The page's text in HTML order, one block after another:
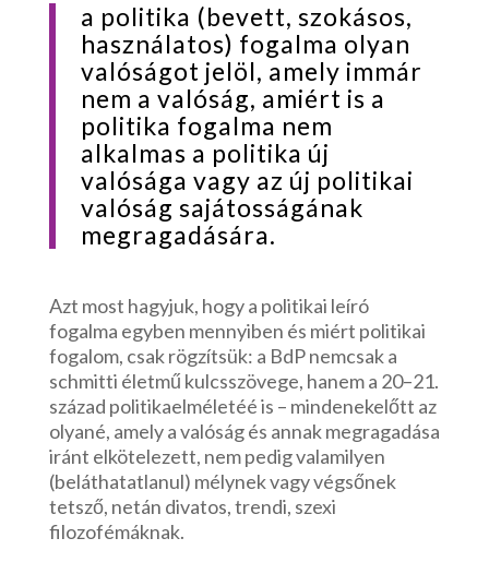
a politika (bevett, szokásos,
használatos) fogalma olyan
valóságot jelöl, amely immár
nem a valóság, amiért is a
politika fogalma nem
alkalmas a politika új
valósága vagy az új politikai
valóság sajátosságának
megragadására.
Azt most hagyjuk, hogy a politikai leíró
fogalma egyben mennyiben és miért politikai
fogalom, csak rögzítsük: a BdP nemcsak a
schmitti életmű kulcsszövege, hanem a 20–21.
század politikaelméletéé is – mindenekelőtt az
olyané, amely a valóság és annak megragadása
iránt elkötelezett, nem pedig valamilyen
(beláthatatlanul) mélynek vagy végsőnek
tetsző, netán divatos, trendi, szexi
filozofémáknak.